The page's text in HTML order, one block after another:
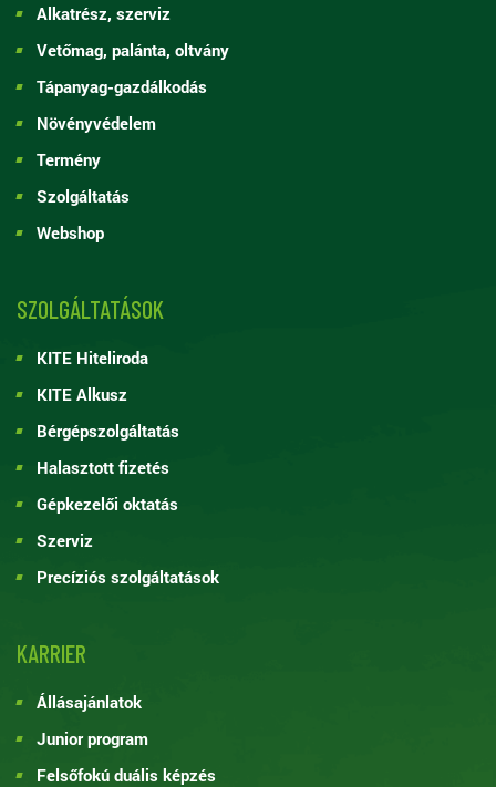
Alkatrész, szerviz
Vetőmag, palánta, oltvány
Tápanyag-gazdálkodás
Növényvédelem
Termény
Szolgáltatás
Webshop
SZOLGÁLTATÁSOK
KITE Hiteliroda
KITE Alkusz
Bérgépszolgáltatás
Halasztott fizetés
Gépkezelői oktatás
Szerviz
Precíziós szolgáltatások
KARRIER
Állásajánlatok
Junior program
Felsőfokú duális képzés